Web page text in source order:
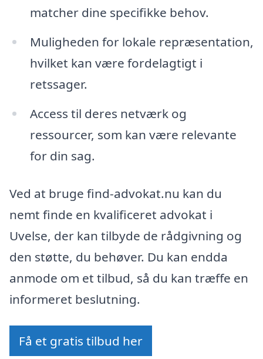
matcher dine specifikke behov.
Muligheden for lokale repræsentation,
hvilket kan være fordelagtigt i
retssager.
Access til deres netværk og
ressourcer, som kan være relevante
for din sag.
Ved at bruge find-advokat.nu kan du
nemt finde en kvalificeret advokat i
Uvelse, der kan tilbyde de rådgivning og
den støtte, du behøver. Du kan endda
anmode om et tilbud, så du kan træffe en
informeret beslutning.
Få et gratis tilbud her